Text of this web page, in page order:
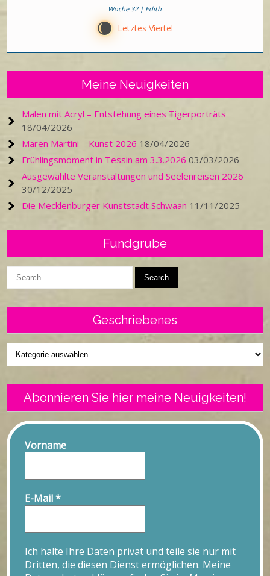
Woche 32 | Edith
W Letztes Viertel
Meine Neuigkeiten
Malen mit Acryl – Entstehung eines Tigerporträts
18/04/2026
Maren Martini – Kunst 2026 18/04/2026
Frühlingsmoment in Tessin am 3.3.2026 03/03/2026
Ausgewählte Veranstaltungen und Seelenreisen 2026
30/12/2025
Die Mecklenburger Kunststadt Schwaan 11/11/2025
Fundgrube
Geschriebenes
Geschriebenes
Abonnieren Sie hier meine Neuigkeiten!
Vorname
E-Mail*
Ich halte Ihre Daten privat und teile sie nur mit
Dritten, die diesen Dienst ermöglichen. Meine